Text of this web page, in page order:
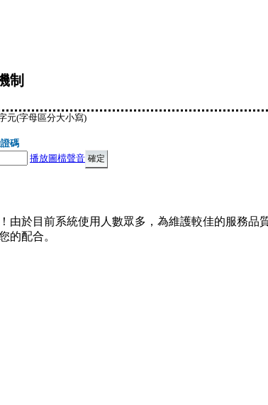
制
元(字母區分大小寫)
碼
播放圖檔聲音
由於目前系統使用人數眾多，為維護較佳的服務品
的配合。